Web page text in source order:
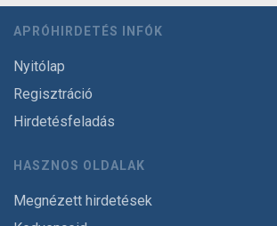
APRÓHIRDETÉS INFÓK
Nyitólap
Regisztráció
Hirdetésfeladás
HASZNOS OLDALAK
Megnézett hirdetések